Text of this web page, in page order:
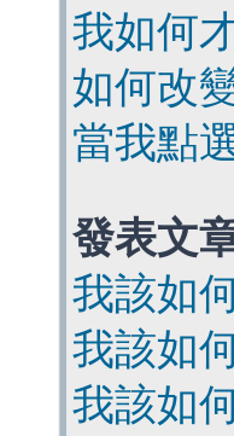
我如何
如何改
當我點
發表文
我該如
我該如
我該如